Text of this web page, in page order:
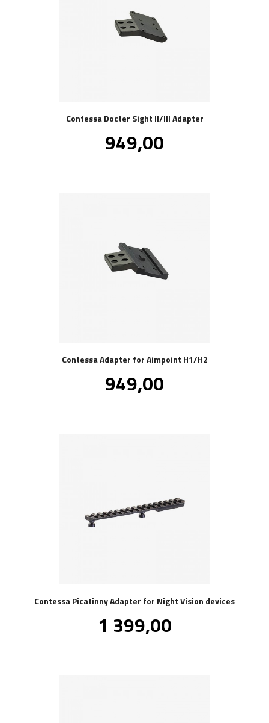
Contessa Docter Sight II/III Adapter
Pris
949,00
Contessa Adapter for Aimpoint H1/H2
Pris
949,00
Contessa Picatinny Adapter for Night Vision devices
Pris
1 399,00mva.